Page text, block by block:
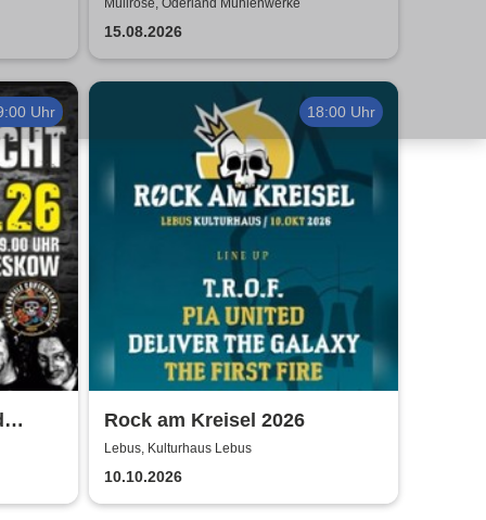
Müllrose, Oderland Mühlenwerke
15.08.2026
Uhr 18:00 Uhr
Rock am Kreisel 2026
Lebus, Kulturhaus Lebus
10.10.2026